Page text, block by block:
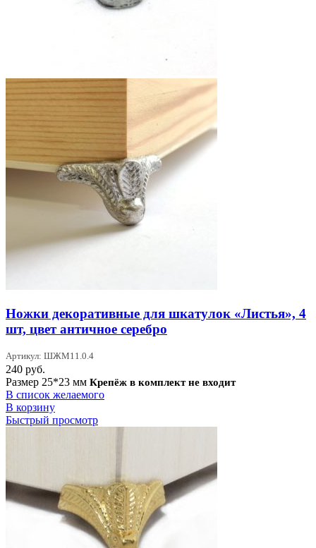
Ножки декоративные для шкатулок «Листья», 4
шт, цвет античное серебро
Артикул: ШЖМ11.0.4
240 руб.
Размер 25*23 мм Крепёж в комплект не входит
В список желаемого
В корзину
Быстрый просмотр